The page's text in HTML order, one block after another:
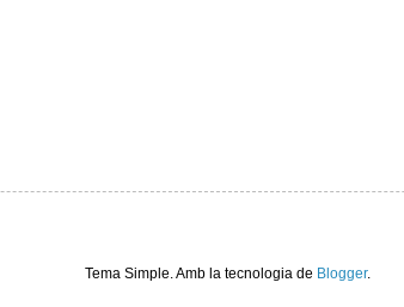
Tema Simple. Amb la tecnologia de Blogger.